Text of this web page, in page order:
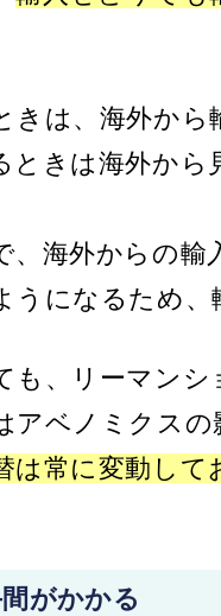
きは、海外か
ときは海外か
、海外からの
うになるため、
も、リーマン
アベノミクス
は常に変動して
がかかる